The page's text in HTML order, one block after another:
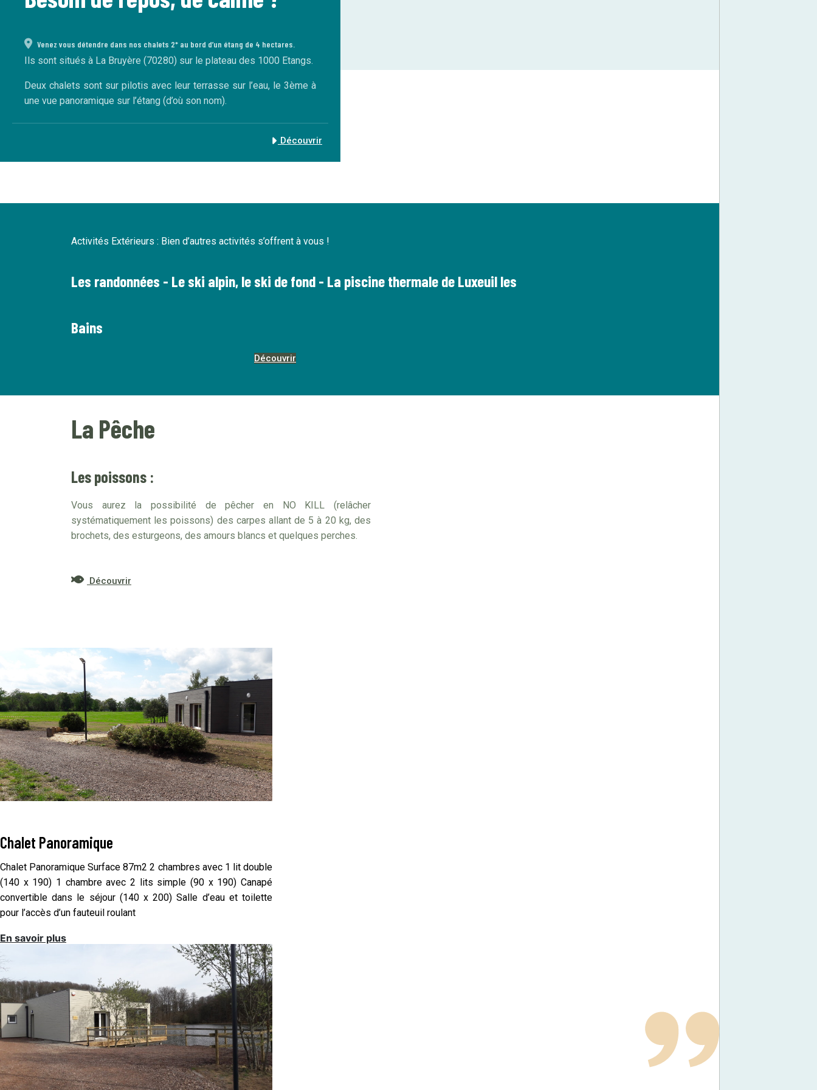
Venez vous détendre dans nos chalets 2* au bord d’un étang de 4 hectares.
Ils sont situés à La Bruyère (70280) sur le plateau des 1000 Etangs.
Deux chalets sont sur pilotis avec leur terrasse sur l’eau, le 3ème à
une vue panoramique sur l’étang (d’où son nom).
Découvrir
Activités Extérieurs : Bien d’autres activités s’offrent à vous !
Les randonnées - Le ski alpin, le ski de fond - La piscine thermale de Luxeuil les
Bains
Découvrir
La Pêche
Les poissons :
Vous aurez la possibilité de pêcher en NO KILL (relâcher
systématiquement les poissons) des carpes allant de 5 à 20 kg, des
brochets, des esturgeons, des amours blancs et quelques perches.
Découvrir
Chalet Panoramique
Chalet Panoramique Surface 87m2 2 chambres avec 1 lit double
(140 x 190) 1 chambre avec 2 lits simple (90 x 190) Canapé
convertible dans le séjour (140 x 200) Salle d’eau et toilette
pour l’accès d’un fauteuil roulant
En savoir plus